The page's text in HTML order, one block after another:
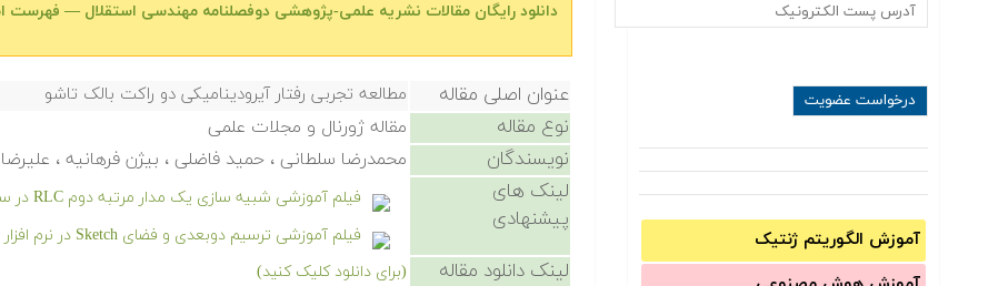
آموزش الگوریتم ژنتیک
دانلود رایگان مقالات نشریه علمی-پژوهشی دوفصلنامه مهندسی استقلال — فهرست
عنوان اصلی مقاله مطالعه تجربی رفتار آیرودینامیکی دو راکت بالک تاشو
نوع مقاله مقاله ژورنال و مجلات علمی
نویسندگان محمدرضا سلطانی ، حمید فاضلی ، بیژن فرهانیه ،
لینک های
پیشنهادی
فیلم آموزشی شبیه سازی یک مدار مرتبه دوم RLC در سیمیولینک
فیلم آموزشی ترسیم دوبعدی و فضای Sketch در نرم افزار سالیدورکز
لینک دانلود مقاله (برای دانلود کلیک کنید)